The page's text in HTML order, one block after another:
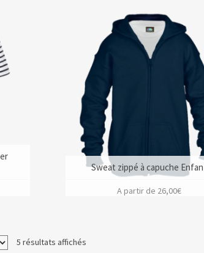
Sweat zippé à capuche
A partir de 26,00€
5 résultats affichés